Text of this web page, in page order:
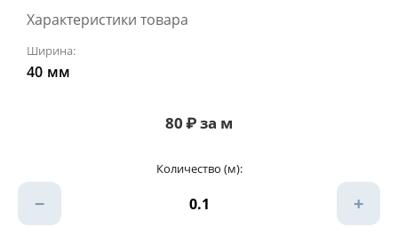
Характеристики товара
Ширина:
40 мм
80₽за м
Количество (м):
− +